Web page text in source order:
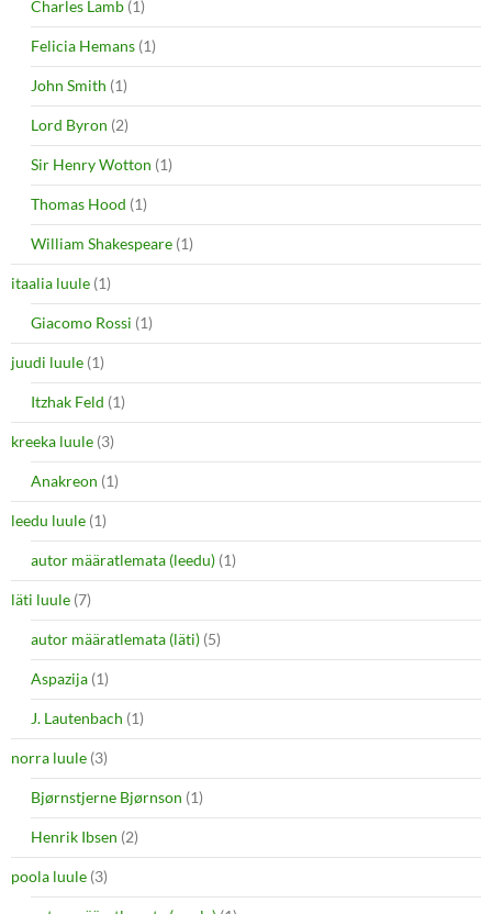
Charles Lamb (1)
Felicia Hemans (1)
John Smith (1)
Lord Byron (2)
Sir Henry Wotton (1)
Thomas Hood (1)
William Shakespeare (1)
itaalia luule (1)
Giacomo Rossi (1)
juudi luule (1)
Itzhak Feld (1)
kreeka luule (3)
Anakreon (1)
leedu luule (1)
autor määratlemata (leedu) (1)
läti luule (7)
autor määratlemata (läti) (5)
Aspazija (1)
J. Lautenbach (1)
norra luule (3)
Bjørnstjerne Bjørnson (1)
Henrik Ibsen (2)
poola luule (3)